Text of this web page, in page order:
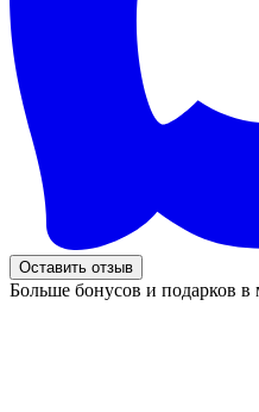
Оставить отзыв
Больше бонусов и подарков